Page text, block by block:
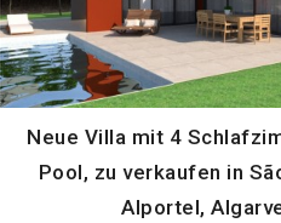
Neue Villa mit 4
Pool, zu verkaufen in
Alportel,